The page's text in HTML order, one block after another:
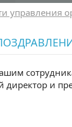
управления
и